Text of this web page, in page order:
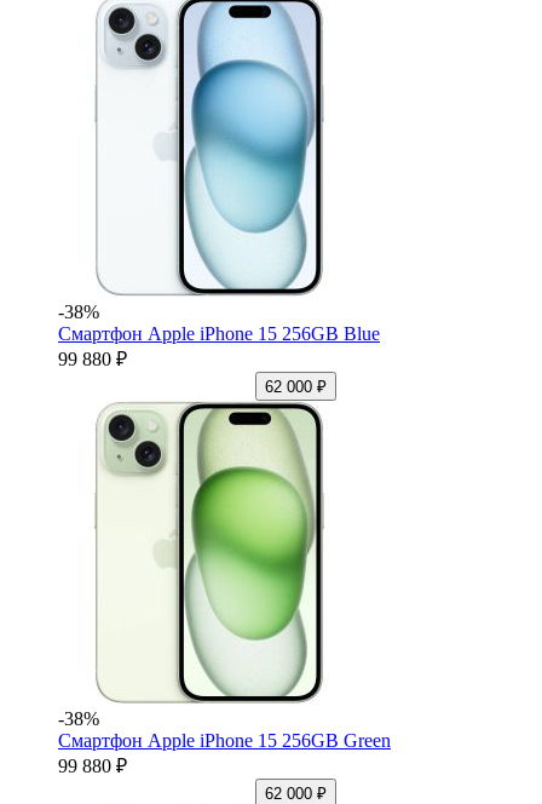
-38%
Смартфон Apple iPhone 15 256GB Blue
99 880 ₽
62 000 ₽
-38%
Смартфон Apple iPhone 15 256GB Green
99 880 ₽
62 000 ₽